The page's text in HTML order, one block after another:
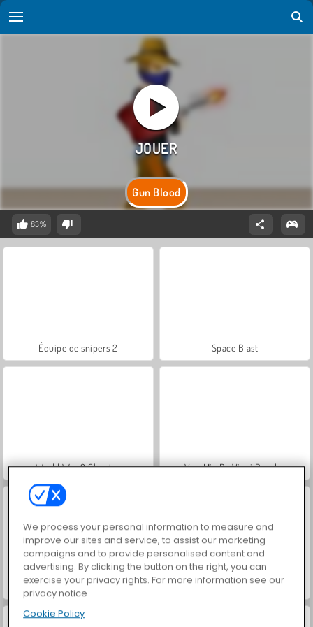
Gun Blood
83%
Équipe de snipers 2 Space Blast
World War 2 Shooter VegaMix Da Vinci Puzzles
Let's Fish! Hidden Object: Street of Secrets
We process your personal information to measure and
improve our sites and service, to assist our marketing
campaigns and to provide personalised content and
advertising. By clicking the button on the right, you can
exercise your privacy rights. For more information see our
privacy notice
Cookie Policy